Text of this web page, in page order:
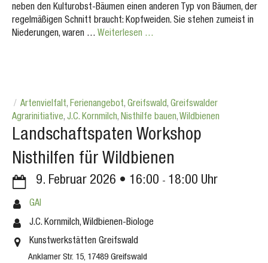
neben den Kulturobst-Bäumen einen anderen Typ von Bäumen, der
regelmäßigen Schnitt braucht: Kopfweiden. Sie stehen zumeist in
Niederungen, waren … Weiterlesen …
Artenvielfalt, Ferienangebot, Greifswald, Greifswalder
Agrarinitiative, J.C. Kornmilch, Nisthilfe bauen,Wildbienen
Landschaftspaten Workshop
Nisthilfen für Wildbienen
9. Februar 2026 16:00 18:00
GAI
J.C. Kornmilch, Wildbienen-Biologe
Kunstwerkstätten Greifswald
Anklamer Str. 15, 17489 Greifswald